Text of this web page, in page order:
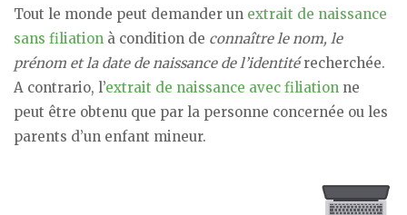
Tout le monde peut demander un extrait de naissance
sans filiation à condition de connaître le nom, le
prénom et la date de naissance de l’identitérecherchée.
A contrario, l’extrait de naissance avec filiation ne
peut être obtenu que par la personne concernée ou les
parents d’un enfant mineur.